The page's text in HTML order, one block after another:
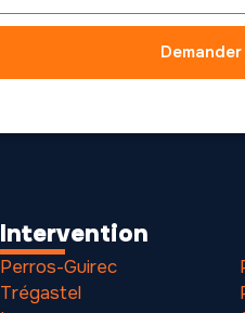
Intervention
Perros-Guirec
Trégastel